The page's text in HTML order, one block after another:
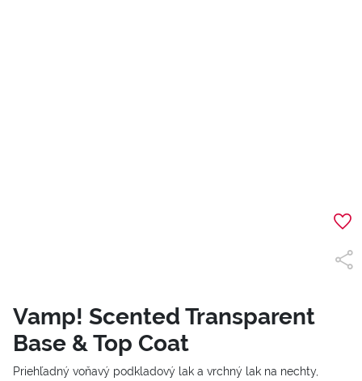
Vamp! Scented Transparent
Base & Top Coat
Priehľadný voňavý podkladový lak a vrchný lak na nechty,